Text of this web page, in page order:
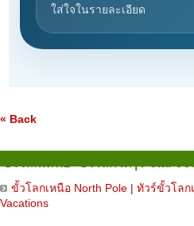
ใส่ใจในรายละเอียด
« Back
ขั้วโลกเหนือ North Pole | ทัวร์ขั้วโล
Vacations